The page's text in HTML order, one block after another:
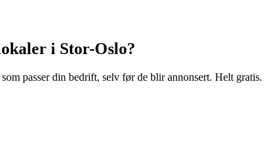
i Stor-Oslo?
passer din bedrift, selv før de blir annonsert. Helt gratis.